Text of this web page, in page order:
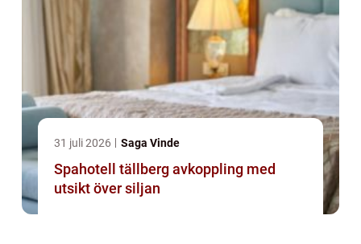
31 juli 2026 Saga Vinde
Spahotell tällberg avkoppling med
utsikt över siljan